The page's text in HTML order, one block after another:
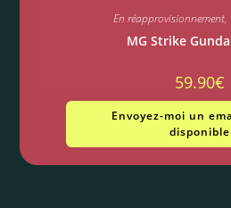
En réapprovisionnement,
MG Strike
59.90€
Envoyez-moi un
disponible